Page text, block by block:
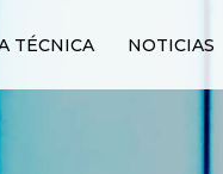
TÉCNICA NOTICIAS